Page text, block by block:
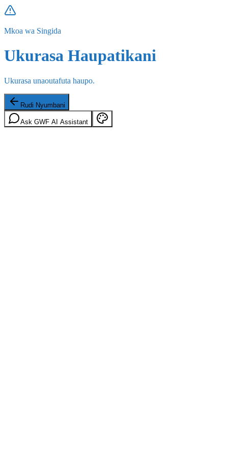
Mkoa wa Singida
Ukurasa Haupatikani
Ukurasa unaoutafuta haupo.
Rudi Nyumbani
Ask GWF AI Assistant